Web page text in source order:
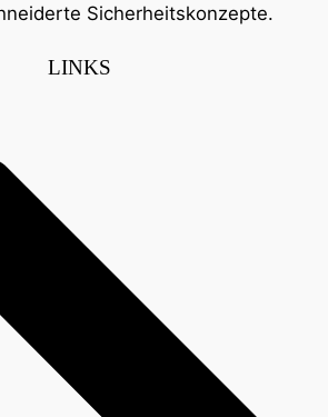
Sicherheitskonzepte.
LINKS